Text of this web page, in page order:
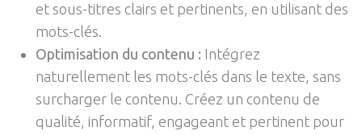
et sous-titres clairs et pertinents, en utilisant des
mots-clés.
Optimisation du contenu : Intégrez
naturellement les mots-clés dans le texte, sans
surcharger le contenu. Créez un contenu de
qualité, informatif, engageant et pertinent pour